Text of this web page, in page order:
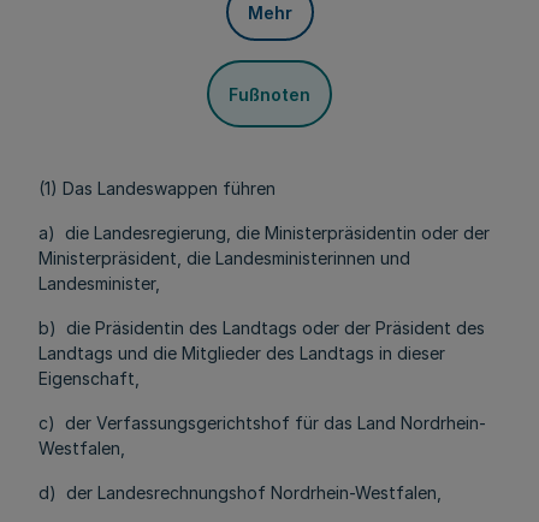
Mehr
Fußnoten
(1) Das Landeswappen führen
a) die Landesregierung, die Ministerpräsidentin oder der
Ministerpräsident, die Landesministerinnen und
Landesminister,
b) die Präsidentin des Landtags oder der Präsident des
Landtags und die Mitglieder des Landtags in dieser
Eigenschaft,
c) der Verfassungsgerichtshof für das Land Nordrhein-
Westfalen,
d) der Landesrechnungshof Nordrhein-Westfalen,